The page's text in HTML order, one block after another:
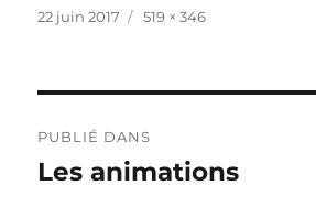
Publié
22 juin 2017
Taille
519 × 346
de
l’article
PUBLIÉ DANS
Les animations